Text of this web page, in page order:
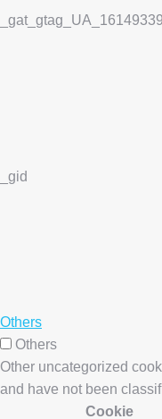
_gid
Others
Others
Other uncategorized
and have not been
Cookie